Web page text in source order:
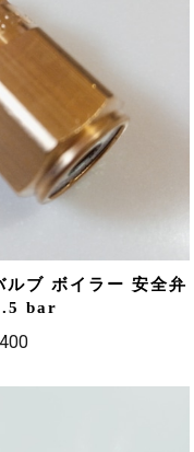
ブ ボイラー 安全弁
bar